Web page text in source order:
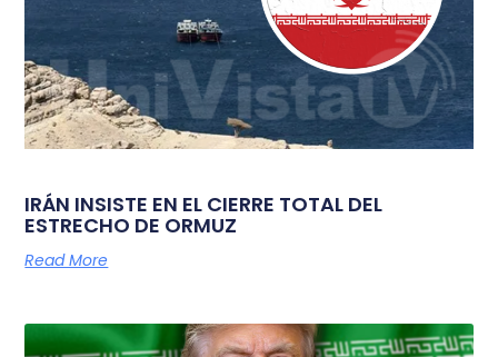
IRÁN INSISTE EN EL CIERRE TOTAL DEL
ESTRECHO DE ORMUZ
Read More